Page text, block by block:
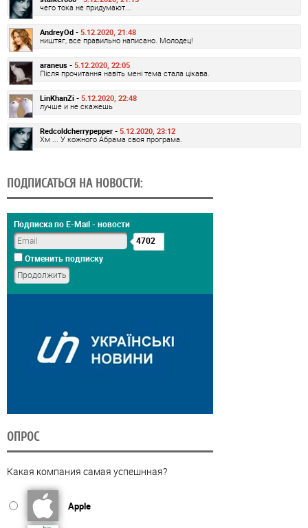
чего тока не придумают...
AndreyOd - 5.12.2020, 21:48
ништяг, все правильно написано. Молодец!
araneus - 5.12.2020, 22:05
Після прочитання навіть мені тема стала цікава.
LinKhanZi - 5.12.2020, 22:48
лучше и не скажешь
Redcoldcherrypepper - 5.12.2020, 23:12
Хм ... У кожного Абрама своя програма.
ПОДПИСАТЬСЯ НА НОВОСТИ:
Подписка по E-Mail - новости
4702
Отменить подписку
ОПРОС
Какая компания самая успешнная?
Apple